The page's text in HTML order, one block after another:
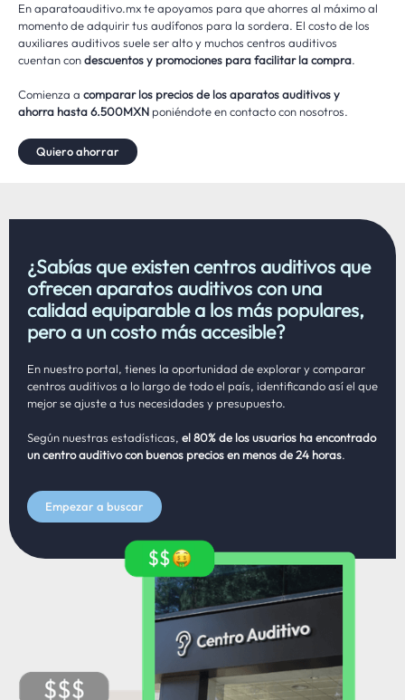
En aparatoauditivo.mx te apoyamos para que ahorres al máximo al
momento de adquirir tus audífonos para la sordera. El costo de los
auxiliares auditivos suele ser alto y muchos centros auditivos
cuentan condescuentos y promociones para facilitar la compra.
Comienza a comparar los precios de los aparatos auditivos y
ahorra hasta 6.500MXN poniéndote en contacto con nosotros.
Quiero ahorrar
¿Sabías que existen centros auditivos que
ofrecen aparatos auditivos con una
calidad equiparable a los más populares,
pero a un costo más accesible?
En nuestro portal, tienes la oportunidad de explorar y comparar
centros auditivos a lo largo de todo el país, identificando así el que
mejor se ajuste a tus necesidades y presupuesto.
Según nuestras estadísticas, el 80% de los usuarios ha encontrado
un centro auditivo con buenos precios en menos de 24 horas.
Empezar a buscar